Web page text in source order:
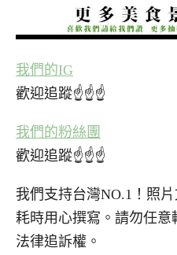
我們的IG
歡迎追蹤☝☝☝
我們的粉絲團
歡迎追蹤☝☝☝
我們支持台灣NO.1！照
耗時用心撰寫。請勿任
法律追訴權。